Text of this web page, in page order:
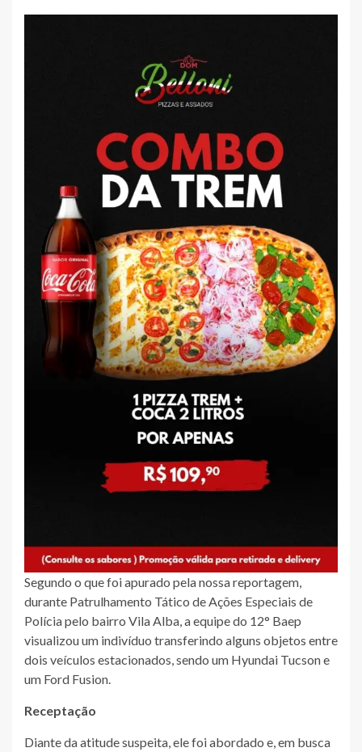
Segundo o que foi apurado pela nossa reportagem,
durante Patrulhamento Tático de Ações Especiais de
Polícia pelo bairro Vila Alba, a equipe do 12° Baep
visualizou um indivíduo transferindo alguns objetos entre
dois veículos estacionados, sendo um Hyundai Tucson e
um Ford Fusion.
Receptação
Diante da atitude suspeita, ele foi abordado e, em busca